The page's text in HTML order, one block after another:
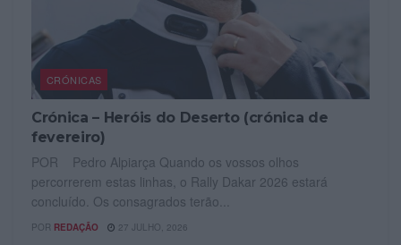
CRÓNICAS
Crónica – Heróis do Deserto (crónica de
fevereiro)
POR Pedro Alpiarça Quando os vossos olhos
percorrerem estas linhas, o Rally Dakar 2026 estará
concluído. Os consagrados terão...
POR REDAÇÃO 27 JULHO, 2026